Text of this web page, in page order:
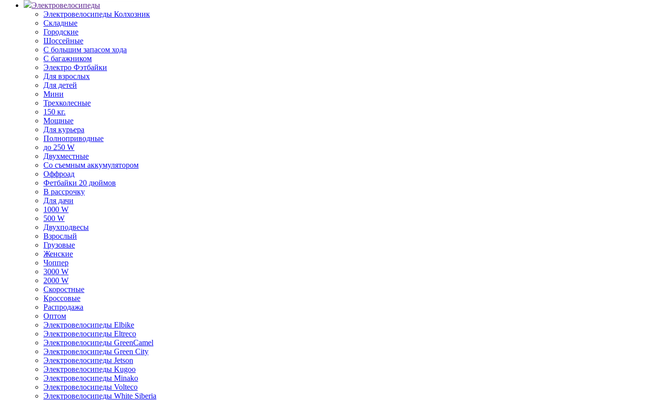
Электровелосипеды
Электровелосипеды Колхозник
Складные
Городские
Шоссейные
С большим запасом хода
С багажником
Электро Фэтбайки
Для взрослых
Для детей
Мини
Трехколесные
150 кг.
Мощные
Для курьера
Полноприводные
до 250 W
Двухместные
Со съемным аккумулятором
Оффроад
Фетбайки 20 дюймов
В рассрочку
Для дачи
1000 W
500 W
Двухподвесы
Взрослый
Грузовые
Женские
Чоппер
3000 W
2000 W
Скоростные
Кроссовые
Распродажа
Оптом
Электровелосипеды Elbike
Электровелосипеды Eltreco
Электровелосипеды GreenCamel
Электровелосипеды Green City
Электровелосипеды Jetson
Электровелосипеды Kugoo
Электровелосипеды Minako
Электровелосипеды Volteco
Электровелосипеды White Siberia